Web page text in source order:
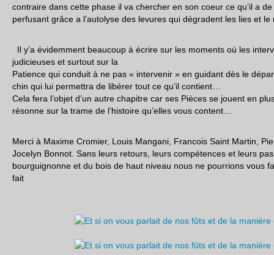
contraire dans cette phase il va chercher en son coeur ce qu’il a
perfusant grâce a l’autolyse des levures qui dégradent les lies et
Il y’a évidemment beaucoup à écrire sur les moments où les
judicieuses et surtout sur la
Patience qui conduit à ne pas « intervenir » en guidant dès le
chin qui lui permettra de libérer tout ce qu’il contient…
Cela fera l’objet d’un autre chapitre car ses Pièces se jouent en
résonne sur la trame de l’histoire qu’elles vous content…
Merci à Maxime Cromier, Louis Mangani, Francois Saint Martin,
Jocelyn Bonnot. Sans leurs retours, leurs compétences et leurs
bourguignonne et du bois de haut niveau nous ne pourrions vous
fait